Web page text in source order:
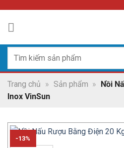
kiếm:
Trang chủ » Sản phẩm » Nồi
Inox VinSun
-13%